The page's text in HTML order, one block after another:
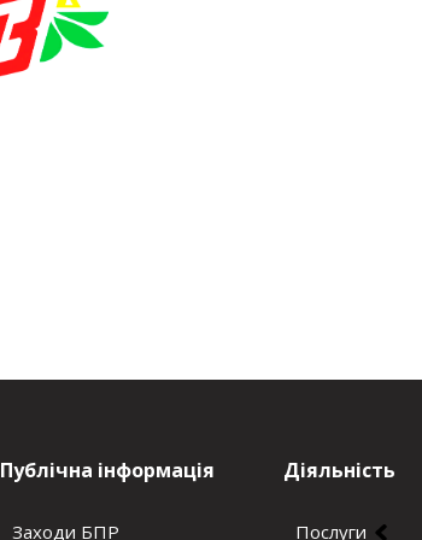
Публічна інформація
Заходи БПР
Діяльність
Послуги